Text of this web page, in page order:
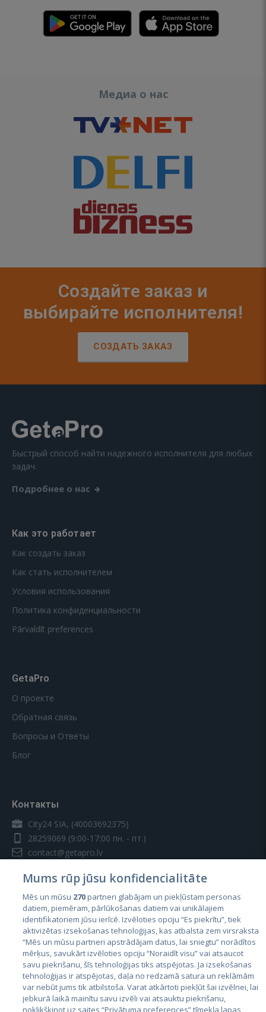
Медиа о нас
Создайте заказ и
выбирайте исполнителя!
СОЗДАТЬ ЗАКАЗ
Быстрый способ найти надежного исполнителя для любых
задач.
Подробнее о нас
Как это работает
Как создать заказ
Как стать исполнителем
Условия использования
Политика конфиденциальности
Pārvaldīt preferences
GetaPro
О проекте
Обратная связь
Вопросы и Ответы
Блог
Контакты
City24 SIA, (40003692375)
28259069 (9:00-17:00 пн. - пт.)
contact@getapro.lv
Страны
Эстония
Латвия
Литва
Mums rūp jūsu konfidencialitāte
Mēs un mūsu 270partneri glabājam un piekļūstam personas
datiem, piemēram, pārlūkošanas datiem vai unikālajiem
identifikatoriem jūsu ierīcē. Izvēloties opciju “Es piekrītu”, tiek
aktivizētas izsekošanas tehnoloģijas, kas atbalsta zem virsraksta
“Mēs un mūsu partneri apstrādājam datus, lai sniegtu” norādītos
mērķus, savukārt izvēloties opciju “Noraidīt visu” vai atsaucot
savu piekrišanu, šīs tehnoloģijas tiks atspējotas. Ja izsekošanas
tehnoloģijas ir atspējotas, daļa no redzamā satura un reklāmām
var nebūt jums tik atbilstoša. Varat atkārtoti piekļūt šai izvēlnei, lai
jebkurā laikā mainītu savu izvēli vai atsauktu piekrišanu,
noklikšķinot uz saites “Privātuma preferences” tīmekļa lapas